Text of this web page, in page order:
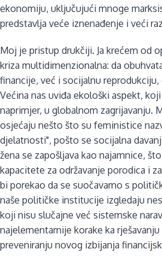
ekonomiju, uključujući mnoge
predstavlja veće iznenađenje i veći
Moj je pristup drukčiji. Ja krećem od
kriza multidimenzionalna: da
financije, već i socijalnu
Većina nas uviđa ekološki aspekt,
naprimjer, u globalnom zagrijavanju.
osjećaju nešto što su feministice
djelatnosti", pošto se socijalna
žena se zapošljava kao najamnice,
kapacitete za održavanje porodica i
bi porekao da se suočavamo s
naše političke institucije izgledaju
koji nisu slučajne već sistemske
najelementarnije korake ka
preveniranju novog izbijanja